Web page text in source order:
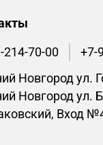
214-70-00
+7-
Новгород ул.
Новгород ул.
Вход